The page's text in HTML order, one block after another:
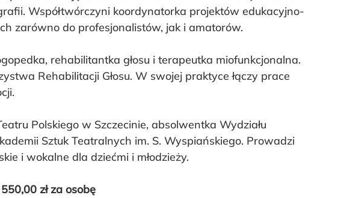
Współtwórczyni koordynatorka projektów edukacyjno-
zarówno do profesjonalistów, jak i amatorów.
rehabilitantka głosu i terapeutka miofunkcjonalna.
Rehabilitacji Głosu. W swojej praktyce łączy prace
Polskiego w Szczecinie, absolwentka Wydziału
Sztuk Teatralnych im. S. Wyspiańskiego. Prowadzi
i wokalne dla dziećmi i młodzieży.
zł za osobę